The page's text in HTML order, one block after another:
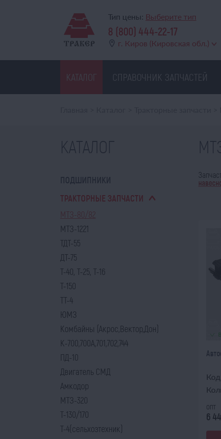
Тип цены: Выберите тип
8 (800) 444-22-17
г. Киров (Кировская обл.)
КАТАЛОГ СПРАВОЧНИК ЗАПЧАСТЕЙ
КАТАЛОГ
ПОДШИПНИКИ
ТРАКТОРНЫЕ ЗАПЧАСТИ
МТЗ-80/82
МТЗ-1221
ТДТ-55
ДТ-75
Т-40, Т-25, Т-16
Т-150
ТТ-4
ЮМЗ
Комбайны (Акрос,Вектор,Дон)
К-700,700А,701,702,744
ПД-10
Двигатель СМД
Амкодор
МТЗ-320
Т-130/170
Т-4(сельхозтехник)
опт
6